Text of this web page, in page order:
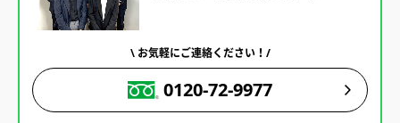
\ お気軽にご連絡ください！/
0120-72-9977